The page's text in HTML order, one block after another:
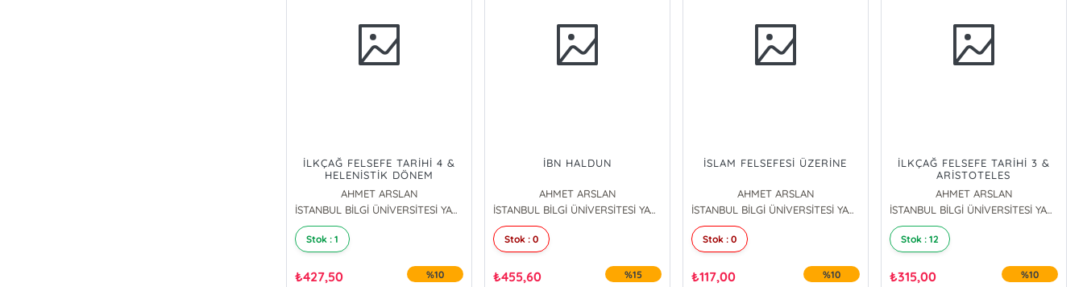
İLKÇAĞ FELSEFE TARİHİ 4 &
HELENİSTİK DÖNEM
FELSEFESİ: EPİKUROSÇULAR
STOACILAR SEPTİKLER
AHMET ARSLAN
İSTANBUL BİLGİ ÜNİVERSİTESİ YAYINLARI (70556)
Stok : 1
₺427,50 %10
İBN HALDUN
AHMET ARSLAN
İSTANBUL BİLGİ ÜNİVERSİTESİ YAYINLARI (70556)
Stok : 0
₺455,60 %15
İSLAM FELSEFESİ ÜZERİNE
AHMET ARSLAN
İSTANBUL BİLGİ ÜNİVERSİTESİ YAYINLARI (70556)
Stok : 0
₺117,00 %10
İLKÇAĞ FELSEFE TARİHİ 3 &
ARİSTOTELES
AHMET ARSLAN
İSTANBUL BİLGİ ÜNİVERSİTESİ YAYINLARI (70556)
Stok : 12
₺315,00 %10